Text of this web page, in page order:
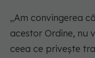
„Am convingerea
acestor Ordine, nu
ceea ce privește